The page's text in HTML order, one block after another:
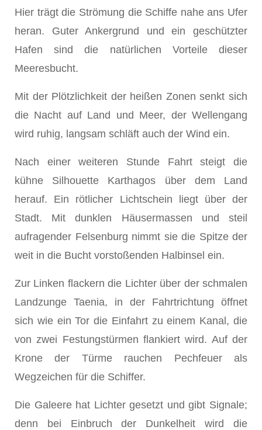
Hier trägt die Strömung die Schiffe nahe ans Ufer
heran. Guter Ankergrund und ein geschützter
Hafen sind die natürlichen Vorteile dieser
Meeresbucht.
Mit der Plötzlichkeit der heißen Zonen senkt sich
die Nacht auf Land und Meer, der Wellengang
wird ruhig, langsam schläft auch der Wind ein.
Nach einer weiteren Stunde Fahrt steigt die
kühne Silhouette Karthagos über dem Land
herauf. Ein rötlicher Lichtschein liegt über der
Stadt. Mit dunklen Häusermassen und steil
aufragender Felsenburg nimmt sie die Spitze der
weit in die Bucht vorstoßenden Halbinsel ein.
Zur Linken flackern die Lichter über der schmalen
Landzunge Taenia, in der Fahrtrichtung öffnet
sich wie ein Tor die Einfahrt zu einem Kanal, die
von zwei Festungstürmen flankiert wird. Auf der
Krone der Türme rauchen Pechfeuer als
Wegzeichen für die Schiffer.
Die Galeere hat Lichter gesetzt und gibt Signale;
denn bei Einbruch der Dunkelheit wird die